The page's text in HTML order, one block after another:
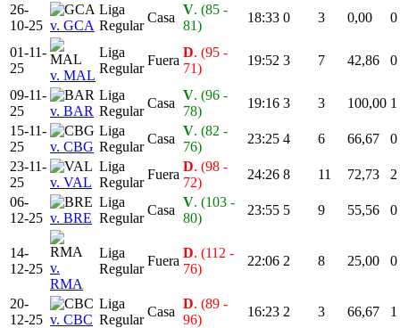
26-
10-25 v. GCA
Liga
Regular
Casa
V. (85 -
81)
18:33 0 3 0,00 0
01-11-
25
v. MAL
Liga
Regular
Fuera
D. (95 -
71)
19:52 3 7 42,86 0
09-11-
25
v. BAR
Liga
Regular
Casa
V. (96 -
78)
19:16 3 3 100,00 1
15-11-
25
v. CBG
Liga
Regular
Casa
V. (82 -
76)
23:25 4 6 66,67
0
23-11-
25
v. VAL
Liga
Regular
Fuera
D. (98 -
72)
24:26 8 11 72,73
2
06-
12-25 v. BRE
Liga
Regular
Casa
V. (103 -
80)
23:55 5 9 55,56 0
14-
12-25 v.
RMA
Liga
Regular
Fuera
D. (112 -
76)
22:06 2 8 25,00 0
20-
12-25 v. CBC
Liga
Regular
Casa
D. (89 -
96)
16:23 2 3 66,67
1